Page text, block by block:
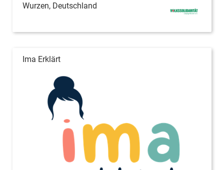
Wurzen, Deutschland
Ima Erklärt